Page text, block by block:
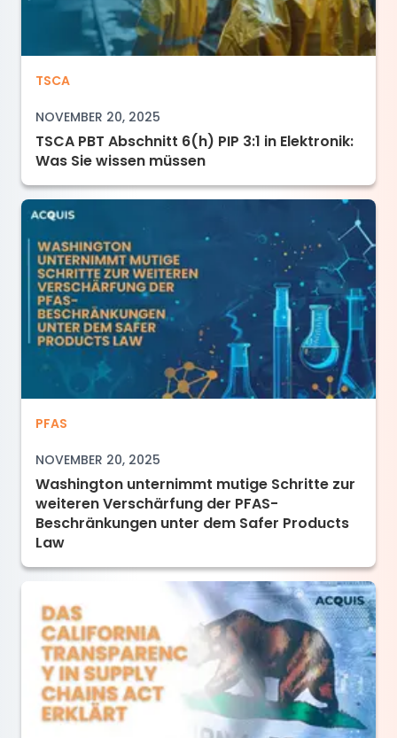
TSCA PBT Abschnitt 6(h) PIP 3:1 in Elektronik:
TSCA
NOVEMBER 20, 2025
TSCA PBT Abschnitt 6(h) PIP 3:1 in Elektronik:
Was Sie wissen müssen
Washington unternimmt mutige Schritte zur
PFAS
NOVEMBER 20, 2025
Washington unternimmt mutige Schritte zur
weiteren Verschärfung der PFAS-
Beschränkungen unter dem Safer Products
Law